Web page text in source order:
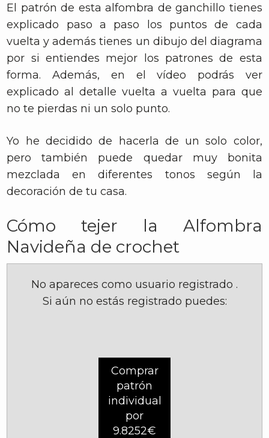
El patrón de esta alfombra de ganchillo tienes
explicado paso a paso los puntos de cada
vuelta y además tienes un dibujo del diagrama
por si entiendes mejor los patrones de esta
forma. Además, en el vídeo podrás ver
explicado al detalle vuelta a vuelta para que
no te pierdas ni un solo punto.
Yo he decidido de hacerla de un solo color,
pero también puede quedar muy bonita
mezclada en diferentes tonos según la
decoración de tu casa.
Cómo tejer la Alfombra
Navideña de crochet
No apareces como usuario registrado .
Si aún no estás registrado puedes:
Comprar
patrón
individual
por
9.8252€